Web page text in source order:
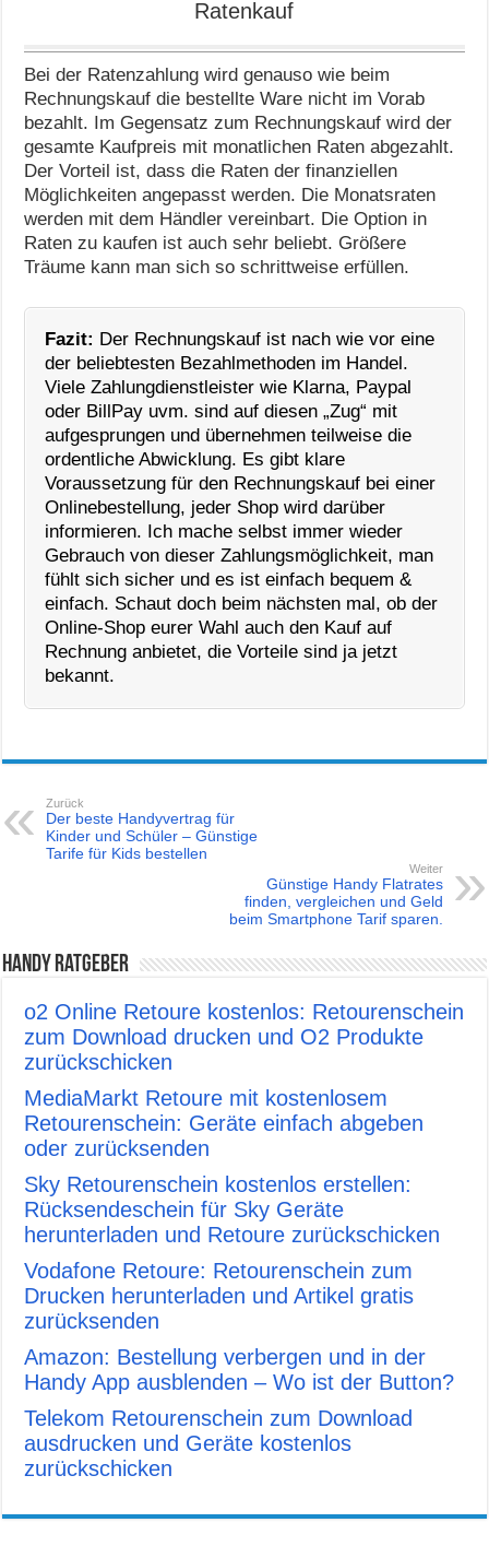
Ratenkauf
Bei der Ratenzahlung wird genauso wie beim
Rechnungskauf die bestellte Ware nicht im Vorab
bezahlt. Im Gegensatz zum Rechnungskauf wird der
gesamte Kaufpreis mit monatlichen Raten abgezahlt.
Der Vorteil ist, dass die Raten der finanziellen
Möglichkeiten angepasst werden. Die Monatsraten
werden mit dem Händler vereinbart. Die Option in
Raten zu kaufen ist auch sehr beliebt. Größere
Träume kann man sich so schrittweise erfüllen.
Fazit: Der Rechnungskauf ist nach wie vor eine
der beliebtesten Bezahlmethoden im Handel.
Viele Zahlungdienstleister wie Klarna, Paypal
oder BillPay uvm. sind auf diesen „Zug“ mit
aufgesprungen und übernehmen teilweise die
ordentliche Abwicklung. Es gibt klare
Voraussetzung für den Rechnungskauf bei einer
Onlinebestellung, jeder Shop wird darüber
informieren. Ich mache selbst immer wieder
Gebrauch von dieser Zahlungsmöglichkeit, man
fühlt sich sicher und es ist einfach bequem &
einfach. Schaut doch beim nächsten mal, ob der
Online-Shop eurer Wahl auch den Kauf auf
Rechnung anbietet, die Vorteile sind ja jetzt
bekannt.
Zurück
Der beste Handyvertrag für
Kinder und Schüler – Günstige
Tarife für Kids bestellen
Weiter
Günstige Handy Flatrates
finden, vergleichen und Geld
beim Smartphone Tarif sparen.
Handy Ratgeber
o2 Online Retoure kostenlos: Retourenschein
zum Download drucken und O2 Produkte
zurückschicken
MediaMarkt Retoure mit kostenlosem
Retourenschein: Geräte einfach abgeben
oder zurücksenden
Sky Retourenschein kostenlos erstellen:
Rücksendeschein für Sky Geräte
herunterladen und Retoure zurückschicken
Vodafone Retoure: Retourenschein zum
Drucken herunterladen und Artikel gratis
zurücksenden
Amazon: Bestellung verbergen und in der
Handy App ausblenden – Wo ist der Button?
Telekom Retourenschein zum Download
ausdrucken und Geräte kostenlos
zurückschicken